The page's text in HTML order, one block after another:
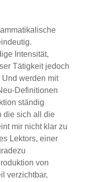
Intensität,
Tätigkeit jedoch
werden mit
Definitionen
ständig
die sich all die
mir nicht klar zu
Lektors, einer
von
verzichtbar,